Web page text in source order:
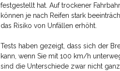
festgestellt hat. Auf trockener
können je nach Reifen stark
das Risiko von Unfällen erhöht.
Tests haben gezeigt, dass sich der
kann, wenn Sie mit 100 km/h
sind die Unterschiede zwar nicht